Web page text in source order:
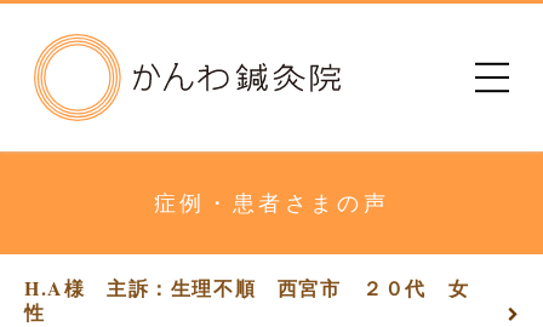
治療院のご案内
メニュー・料金
症例・患者さまの声
H.A様 主訴：生理不順 西宮市 ２０代 女
性